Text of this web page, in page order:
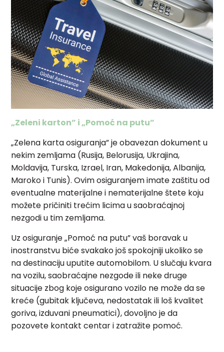
„Zeleni karton” i „Pomoć na putu”
„Zelena karta osiguranja” je obavezan dokument u
nekim zemljama (Rusija, Belorusija, Ukrajina,
Moldavija, Turska, Izrael, Iran, Makedonija, Albanija,
Maroko i Tunis). Ovim osiguranjem imate zaštitu od
eventualne materijalne i nematerijalne štete koju
možete pričiniti trećim licima u saobraćajnoj
nezgodi u tim zemljama.
Uz osiguranje „Pomoć na putu” vaš boravak u
inostranstvu biće svakako još spokojniji ukoliko se
na destinaciju uputite automobilom. U slučaju kvara
na vozilu, saobraćajne nezgode ili neke druge
situacije zbog koje osigurano vozilo ne može da se
kreće (gubitak ključeva, nedostatak ili loš kvalitet
goriva, izduvani pneumatici), dovoljno je da
pozovete kontakt centar i zatražite pomoć.